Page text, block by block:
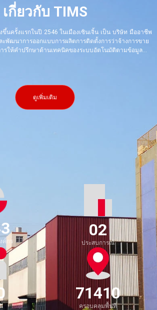
เกี่ยวกับ TIMS
ขึ้นครั้งแรกในปี 2546 ในเมืองเซินเจิ้น เป็น บริษัท มืออาชีพ
พัฒนาการออกแบบการผลิตการติดตั้งการว่าจ้างการขาย
ารให้คําปรึกษาด้านเทคนิคของระบบอัตโนมัติตามข้อมูล
ระดับชาติรองประธานของสมาคมอุตสาหกรรมเคลือบจีน
มอุตสาหกรรมเคลือบจีน...............
ดูเพิ่มเติม
ค์กร
12
ประสบการณ์
103500
ครอบคลุมพื้นที่